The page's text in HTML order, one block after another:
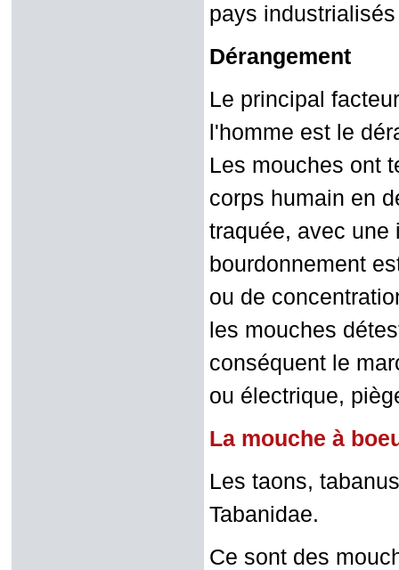
pays
Dérangement
Le principal
l'homme est le
Les mouches ont
corps humain en
traquée, avec une
bourdonnement
ou de
les mouches
conséquent le
ou électrique,
La mouche à
Les taons,
Tabanidae.
Ce sont des